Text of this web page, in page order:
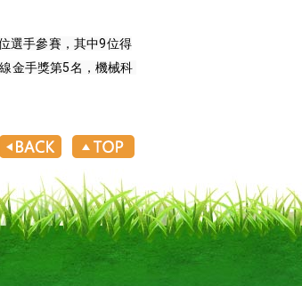
選手參賽，其中9位得
金手獎第5名，機械科